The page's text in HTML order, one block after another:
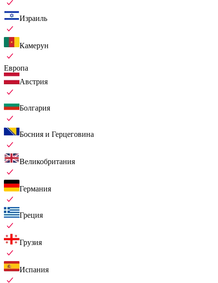
Израиль
Камерун
Европа
Австрия
Болгария
Босния и Герцеговина
Великобритания
Германия
Греция
Грузия
Испания